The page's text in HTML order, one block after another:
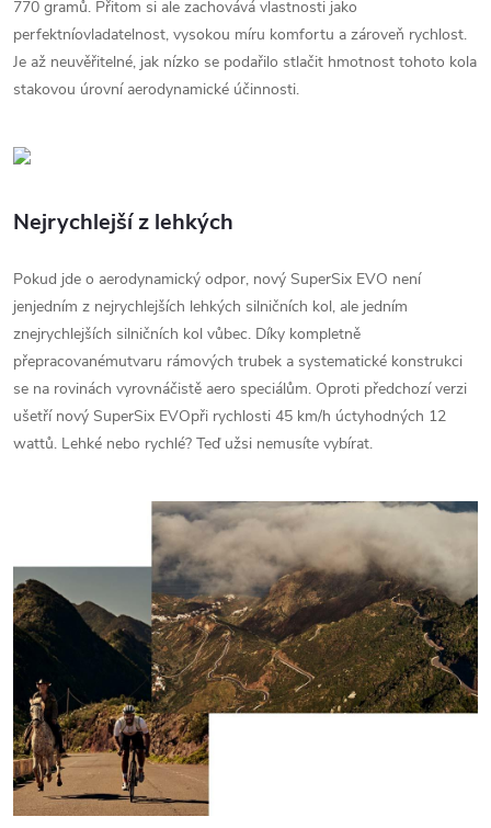
770 gramů. Přitom si ale zachovává vlastnosti jako
perfektníovladatelnost, vysokou míru komfortu a zároveň rychlost.
Je až neuvěřitelné, jak nízko se podařilo stlačit hmotnost tohoto kola
stakovou úrovní aerodynamické účinnosti.
Nejrychlejší z lehkých
Pokud jde o aerodynamický odpor, nový SuperSix EVO není
jenjedním z nejrychlejších lehkých silničních kol, ale jedním
znejrychlejších silničních kol vůbec. Díky kompletně
přepracovanémutvaru rámových trubek a systematické konstrukci
se na rovinách vyrovnáčistě aero speciálům. Oproti předchozí verzi
ušetří nový SuperSix EVOpři rychlosti 45 km/h úctyhodných 12
wattů. Lehké nebo rychlé? Teď užsi nemusíte vybírat.